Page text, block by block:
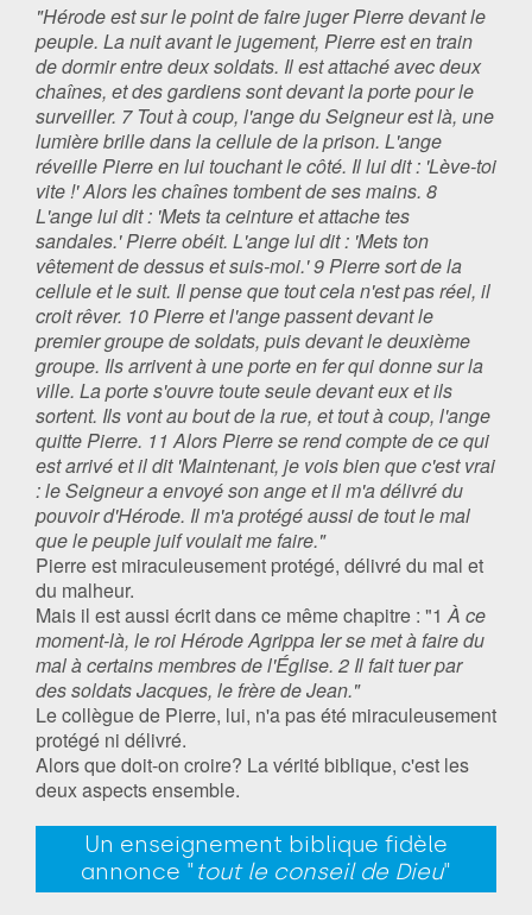
"Hérode est sur le point de faire juger Pierre devant le
peuple. La nuit avant le jugement, Pierre est en train
de dormir entre deux soldats. Il est attaché avec deux
chaînes, et des gardiens sont devant la porte pour le
surveiller. 7 Tout à coup, l'ange du Seigneur est là, une
lumière brille dans la cellule de la prison. L'ange
réveille Pierre en lui touchant le côté. Il lui dit : 'Lève-toi
vite !' Alors les chaînes tombent de ses mains. 8
L'ange lui dit : 'Mets ta ceinture et attache tes
sandales.' Pierre obéit. L'ange lui dit : 'Mets ton
vêtement de dessus et suis-moi.' 9 Pierre sort de la
cellule et le suit. Il pense que tout cela n'est pas réel, il
croit rêver. 10 Pierre et l'ange passent devant le
premier groupe de soldats, puis devant le deuxième
groupe. Ils arrivent à une porte en fer qui donne sur la
ville. La porte s'ouvre toute seule devant eux et ils
sortent. Ils vont au bout de la rue, et tout à coup, l'ange
quitte Pierre. 11 Alors Pierre se rend compte de ce qui
est arrivé et il dit 'Maintenant, je vois bien que c'est vrai
: le Seigneur a envoyé son ange et il m'a délivré du
pouvoir d'Hérode. Il m'a protégé aussi de tout le mal
que le peuple juif voulait me faire."
Pierre est miraculeusement protégé, délivré du mal et
du malheur.
Mais il est aussi écrit dans ce même chapitre : "1À ce
moment-là, le roi Hérode Agrippa Ier se met à faire du
mal à certains membres de l'Église. 2 Il fait tuer par
des soldats Jacques, le frère de Jean."
Le collègue de Pierre, lui, n'a pas été miraculeusement
protégé ni délivré.
Alors que doit-on croire? La vérité biblique, c'est les
deux aspects ensemble.
Un enseignement biblique fidèle
annonce "tout le conseil de Dieu"